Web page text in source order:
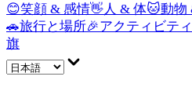
😊笑顔 & 感情👋 人 & 体🐱動物
🚗旅行と場所🎉アクティビティ
旗